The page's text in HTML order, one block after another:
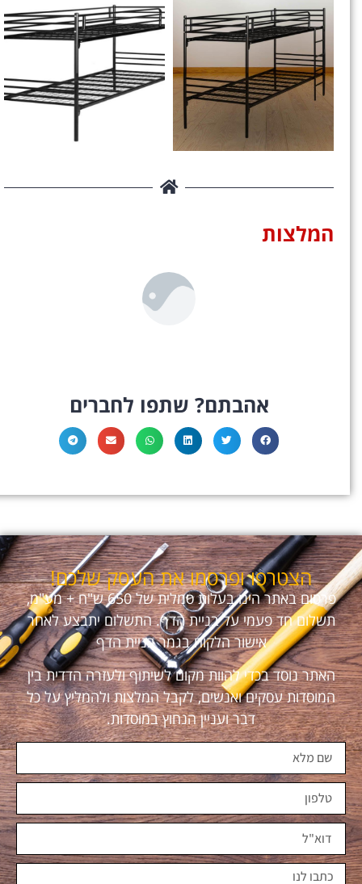
המלצות
אהבתם? שתפו לחברים
הצטרפו ופרסמו את העסק שלכם!
פרסום באתר הינו בעלות סמלית של 650 ש"ח + מע"מ,
תשלום חד פעמי על בניית הדף. התשלום יתבצע לאחר
אישור הלקוח בגמר בניית הדף
האתר נוסד בכדי להוות מקום לשיתוף ולעזרה הדדית בין
המוסדות עסקים ואנשים, לקבל המלצות ולהמליץ על כל
דבר ועניין הנחוץ במוסדות.